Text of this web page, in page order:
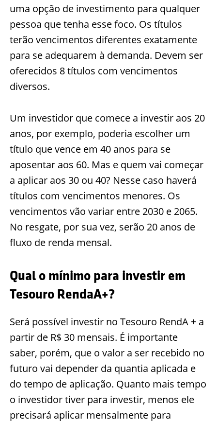
uma opção de investimento para qualquer
pessoa que tenha esse foco. Os títulos
terão vencimentos diferentes exatamente
para se adequarem à demanda. Devem ser
oferecidos 8 títulos com vencimentos
diversos.
Um investidor que comece a investir aos 20
anos, por exemplo, poderia escolher um
título que vence em 40 anos para se
aposentar aos 60. Mas e quem vai começar
a aplicar aos 30 ou 40? Nesse caso haverá
títulos com vencimentos menores. Os
vencimentos vão variar entre 2030 e 2065.
No resgate, por sua vez, serão 20 anos de
fluxo de renda mensal.
Qual o mínimo para investir em
Tesouro RendaA+?
Será possível investir no Tesouro RendA + a
partir de R$ 30 mensais. É importante
saber, porém, que o valor a ser recebido no
futuro vai depender da quantia aplicada e
do tempo de aplicação. Quanto mais tempo
o investidor tiver para investir, menos ele
precisará aplicar mensalmente para